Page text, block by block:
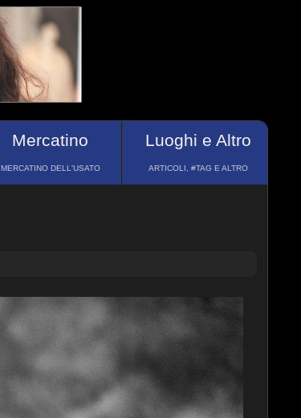
Mercatino
MERCATINO DELL'USATO
Luoghi e Altro
ARTICOLI, #TAG E ALTRO